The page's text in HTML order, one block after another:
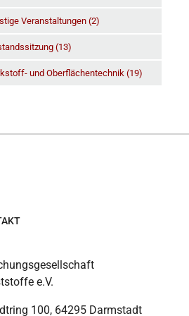
Veranstaltungen (2)
(13)
und Oberflächentechnik (19)
e.V.
100, 64295 Darmstadt